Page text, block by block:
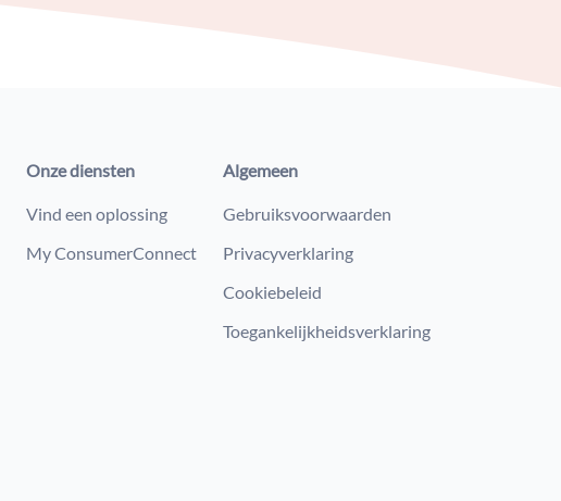
Onze diensten
Vind een oplossing
My ConsumerConnect
Algemeen
Gebruiksvoorwaarden
Privacyverklaring
Cookiebeleid
Toegankelijkheidsverklaring